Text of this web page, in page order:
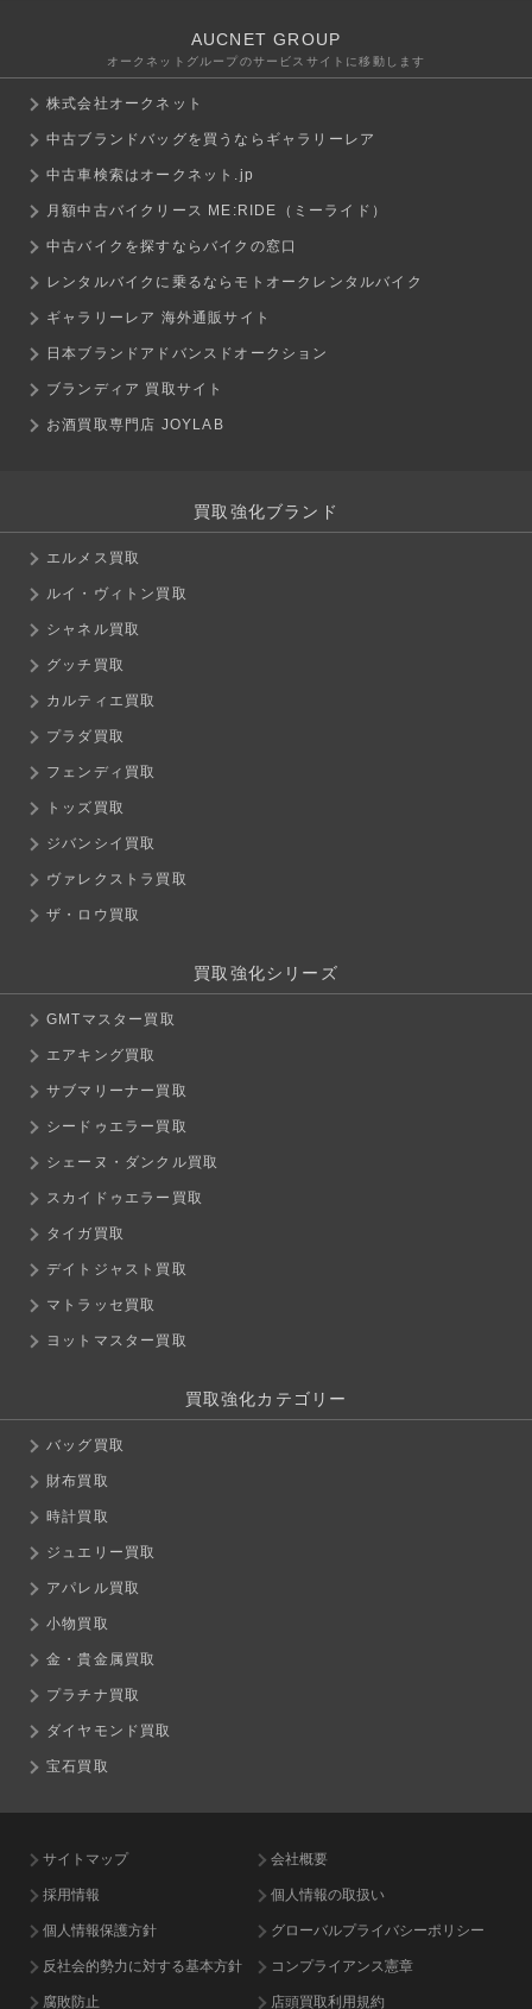
AUCNET GROUP
オークネットグループのサービスサイトに移動します
株式会社オークネット
中古ブランドバッグを買うならギャラリーレア
中古車検索はオークネット.jp
月額中古バイクリース ME:RIDE（ミーライド）
中古バイクを探すならバイクの窓口
レンタルバイクに乗るならモトオークレンタルバイク
ギャラリーレア 海外通販サイト
日本ブランドアドバンスドオークション
ブランディア 買取サイト
お酒買取専門店 JOYLAB
買取強化ブランド
エルメス買取
ルイ・ヴィトン買取
シャネル買取
グッチ買取
カルティエ買取
プラダ買取
フェンディ買取
トッズ買取
ジバンシイ買取
ヴァレクストラ買取
ザ・ロウ買取
買取強化シリーズ
GMTマスター買取
エアキング買取
サブマリーナー買取
シードゥエラー買取
シェーヌ・ダンクル買取
スカイドゥエラー買取
タイガ買取
デイトジャスト買取
マトラッセ買取
ヨットマスター買取
買取強化カテゴリー
バッグ買取
財布買取
時計買取
ジュエリー買取
アパレル買取
小物買取
金・貴金属買取
プラチナ買取
ダイヤモンド買取
宝石買取
サイトマップ 会社概要
採用情報 個人情報の取扱い
個人情報保護方針 グローバルプライバシーポリシー
反社会的勢力に対する基本方針 コンプライアンス憲章
腐敗防止 店頭買取利用規約